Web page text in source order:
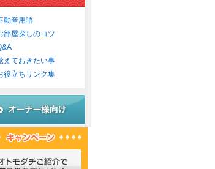
06/09
都市上京区賃貸お得
な1ＬＤＫマンション☆
06/07
都市左京区賃貸お得
1Ｋマンション☆
06/02
都市左京区賃貸お得
05/31
1ＬＤＫマンション☆
動産用語
部屋探しのコツ
えておきたい事
役立ちリンク集